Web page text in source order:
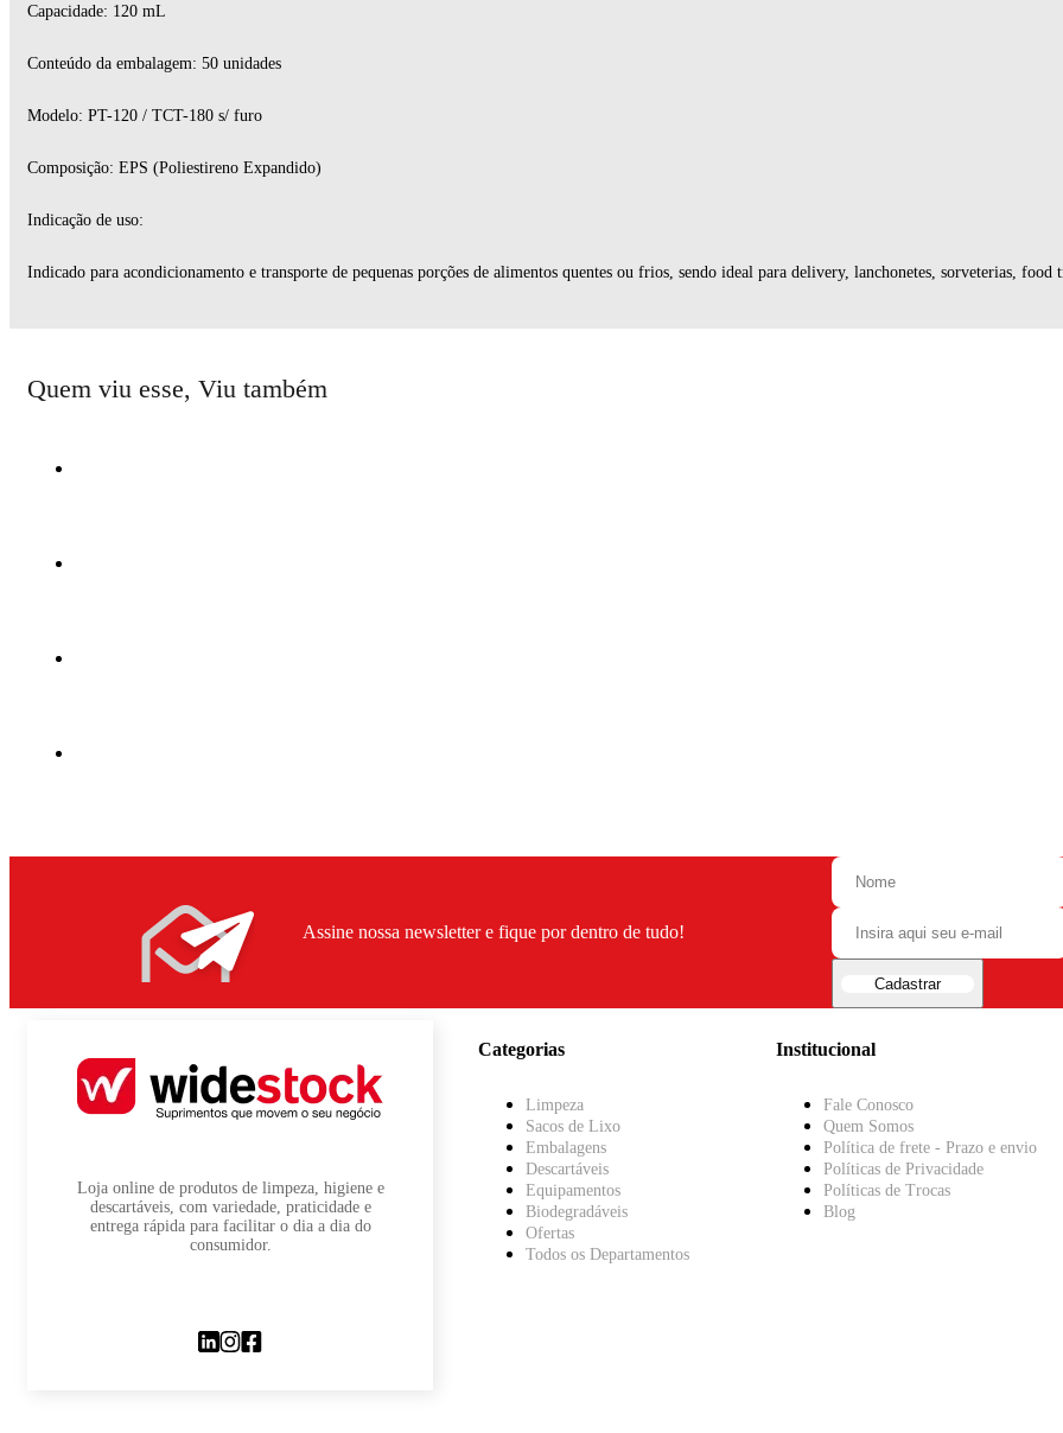
Capacidade: 120 mL
Conteúdo da embalagem: 50 unidades
Modelo: PT-120 / TCT-180 s/ furo
Composição: EPS (Poliestireno Expandido)
Indicação de uso:
Indicado para acondicionamento e transporte de pequenas porções de alimentos quentes ou frios, sendo ideal para delivery, lanchonetes, sorveterias, food
Quem viu esse, Viu também
Assine nossa newsletter e fique por dentro de tudo!
Cadastrar
Loja online de produtos de limpeza, higiene e
descartáveis, com variedade, praticidade e
entrega rápida para facilitar o dia a dia do
consumidor.
Categorias
Limpeza
Sacos de Lixo
Embalagens
Descartáveis
Equipamentos
Biodegradáveis
Ofertas
Todos os Departamentos
Institucional
Fale Conosco
Quem Somos
Política de frete - Prazo e envio
Políticas de Privacidade
Políticas de Trocas
Blog